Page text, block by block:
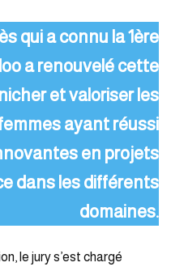
qui a connu la 1ère
a renouvelé cette
et valoriser les
ayant réussi
en projets
dans les différents
domaines.
le jury s’est chargé